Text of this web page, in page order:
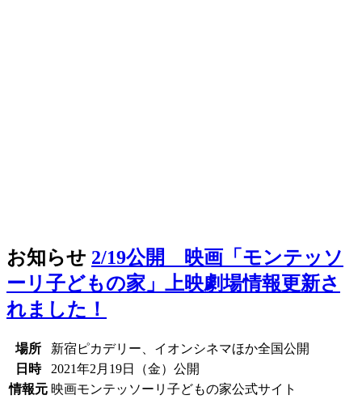
お知らせ 2/19公開 映画「モンテッソ
ーリ子どもの家」上映劇場情報更新さ
れました！
場所
新宿ピカデリー、イオンシネマほか全国公開
日時
2021年2月19日（金）公開
情報元 映画モンテッソーリ子どもの家公式サイト